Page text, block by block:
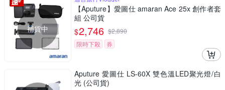
補貨中
【Aputure】愛圖仕 amaran Ace 25x 創作者套
組 公司貨
$2,746 $2,890
限時下殺
券
Aputure 愛圖仕 LS-60X 雙色溫LED聚光燈/白
光 (公司貨)